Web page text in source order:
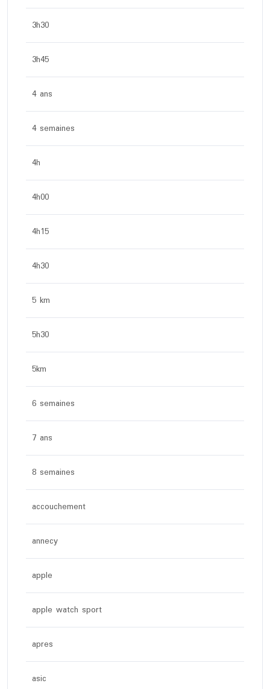
3h30
3h45
4 ans
4 semaines
4h
4h00
4h15
4h30
5 km
5h30
5km
6 semaines
7 ans
8 semaines
accouchement
annecy
apple
apple watch sport
apres
asic